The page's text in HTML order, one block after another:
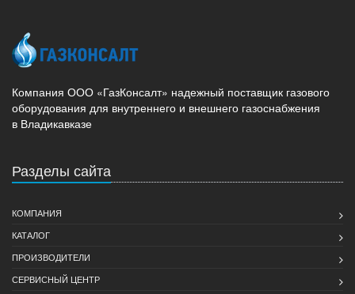
Компания ООО «ГазКонсалт» надежный поставщик газового
оборудования для внутреннего и внешнего газоснабжения
в Владикавказе
Разделы сайта
КОМПАНИЯ
КАТАЛОГ
ПРОИЗВОДИТЕЛИ
СЕРВИСНЫЙ ЦЕНТР